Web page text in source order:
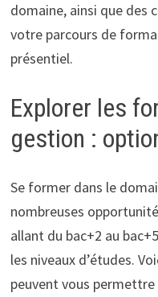
domaine, ainsi que des
votre parcours de
présentiel.
Explorer les
gestion :
Se former dans le
nombreuses
allant du bac+2 au
les niveaux d’études.
peuvent vous